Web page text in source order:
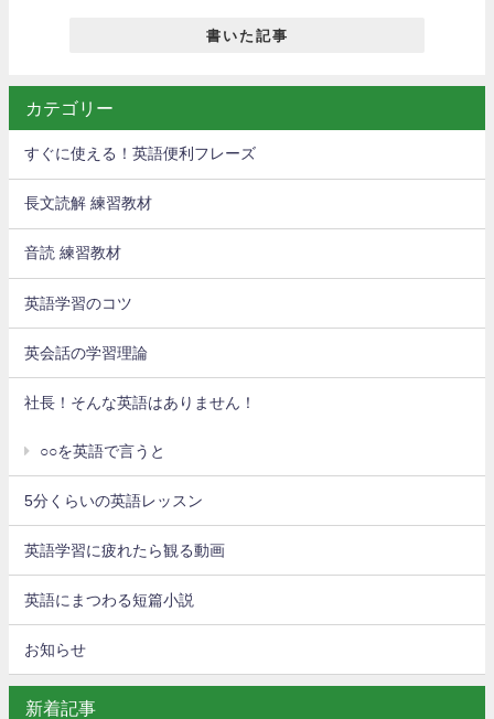
書いた記事
カテゴリー
すぐに使える！英語便利フレーズ
長文読解 練習教材
音読 練習教材
英語学習のコツ
英会話の学習理論
社長！そんな英語はありません！
○○を英語で言うと
5分くらいの英語レッスン
英語学習に疲れたら観る動画
英語にまつわる短篇小説
お知らせ
新着記事